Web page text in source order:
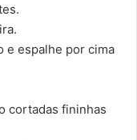
e espalhe por cima
cortadas fininhas